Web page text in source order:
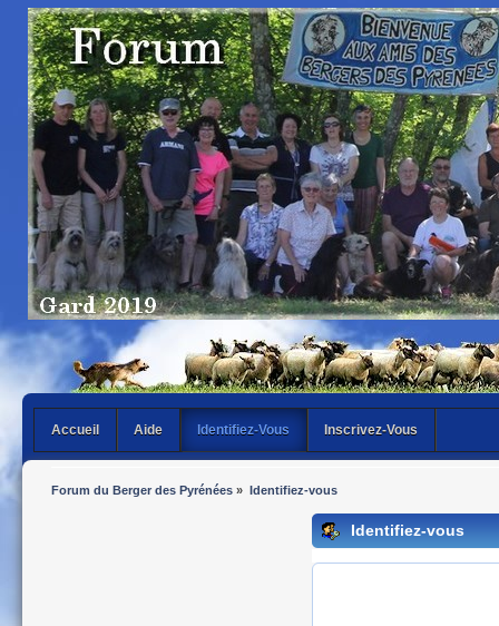
Accueil Aide Identifiez-Vous Inscrivez-Vous
Forum du Berger des Pyrénées » Identifiez-vous
Identifiez-vous